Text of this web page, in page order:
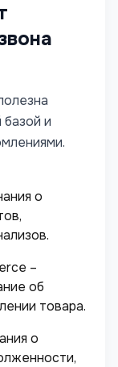
и
о
–
об
товара.
о